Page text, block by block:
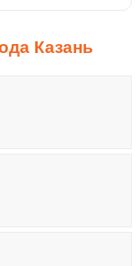
Казань